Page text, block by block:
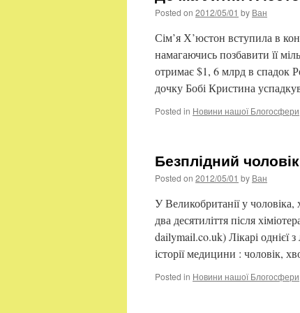
Posted on 2012/05/01 by Ван
Сім’я Х’юстон вступила в
намагаючись позбавити її
отримає $1, 6 млрд в спадок
дочку Бобі Кристина
Posted in Новини нашої Блогосфери
Безплідний
Posted on 2012/05/01 by Ван
У Великобританії у чоловіка,
два десятиліття після
dailymail.co.uk) Лікарі однієї
історії медицини : чоловік,
Posted in Новини нашої Блогосфери